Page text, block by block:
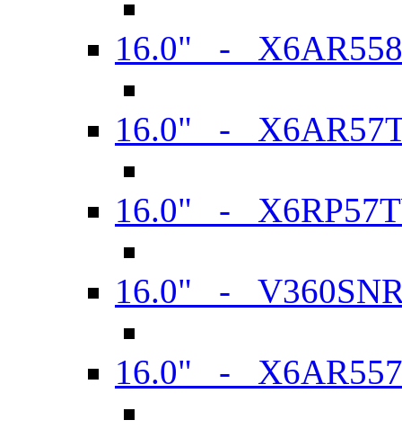
16.0" -
16.0" -
16.0" -
16.0" -
16.0" -